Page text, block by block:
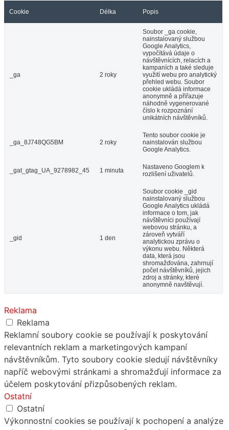
Cookie Délka Popis
_ga 2 roky
Soubor _ga cookie,
nainstalovaný službou
Google Analytics,
vypočítává údaje o
návštěvnících, relacích a
kampaních a také sleduje
využití webu pro analytický
přehled webu. Soubor
cookie ukládá informace
anonymně a přiřazuje
náhodně vygenerované
číslo k rozpoznání
unikátních návštěvníků.
_ga_8J748QG5BM 2 roky
Tento soubor cookie je
nainstalován službou
Google Analytics.
_gat_gtag_UA_9278982_45 1 minuta
Nastaveno Googlem k
rozlišení uživatelů.
_gid 1 den
Soubor cookie _gid
nainstalovaný službou
Google Analytics ukládá
informace o tom, jak
návštěvníci používají
webovou stránku, a
zároveň vytváří
analytickou zprávu o
výkonu webu. Některá
data, která jsou
shromažďována, zahrnují
počet návštěvníků, jejich
zdroj a stránky, které
anonymně navštěvují.
Reklama
Reklama
Reklamní soubory cookie se používají k poskytování
relevantních reklam a marketingových kampaní
návštěvníkům. Tyto soubory cookie sledují návštěvníky
napříč webovými stránkami a shromažďují informace za
účelem poskytování přizpůsobených reklam.
Ostatní
Ostatní
Výkonnostní cookies se používají k pochopení a analýze